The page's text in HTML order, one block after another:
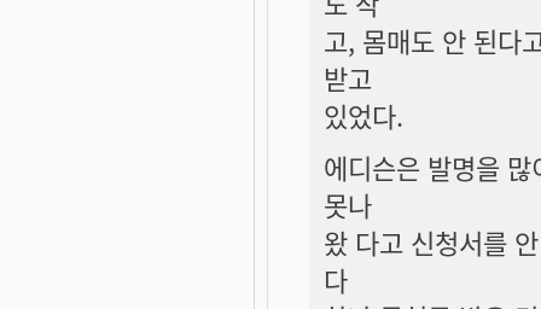
고, 몸매도 안 된다
받고
있었다.
에디슨은 발명을
못나
왔 다고 신청서를
다